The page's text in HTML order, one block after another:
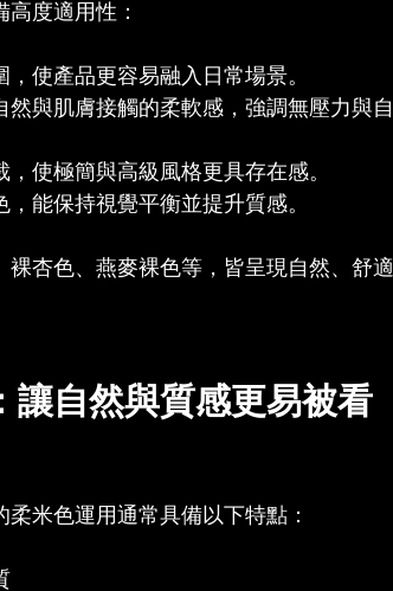
度適用性：
使產品更容易融入日常場景。
然與肌膚接觸的柔軟感，強調無壓力與自
使極簡與高級風格更具存在感。
能保持視覺平衡並提升質感。
杏色、燕麥裸色等，皆呈現自然、舒適
讓自然與質感更易被看
米色運用通常具備以下特點：